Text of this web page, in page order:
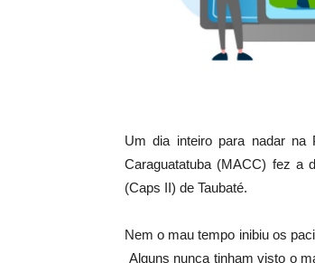
Um dia inteiro para nadar na
Caraguatatuba (MACC) fez a
(Caps II) de Taubaté.
Nem o mau tempo inibiu os
Alguns nunca tinham visto o